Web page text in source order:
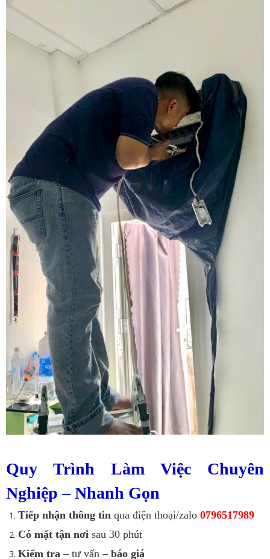
Quy Trình Làm Việc Chuyên
Nghiệp – Nhanh Gọn
Tiếp nhận thông tin qua điện thoại/zalo 0796517989
Có mặt tận nơi sau 30 phút
Kiểm tra – tư vấn – báo giá